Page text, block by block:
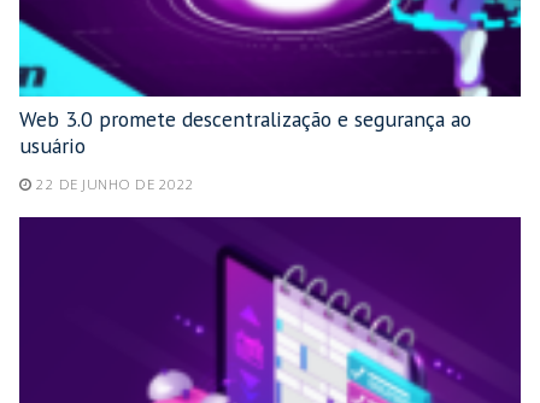
Web 3.0 promete descentralização e segurança ao
usuário
22 DE JUNHO DE 2022